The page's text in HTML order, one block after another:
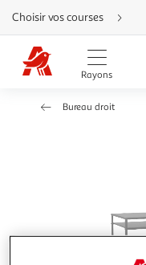
Aller
directement
au
contenu
Aller
directement
Aller
Choisir vos courses
Rayons
Bureau droit